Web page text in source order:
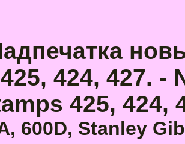
425, 424, 427.
425, 424,
600D, Stanley